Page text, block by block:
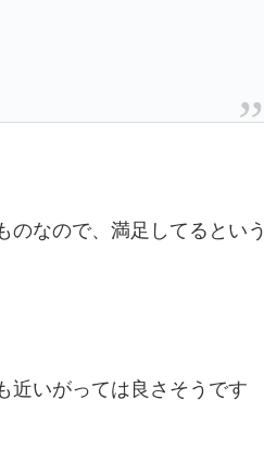
のなので、満足してるという
近いがっては良さそうです